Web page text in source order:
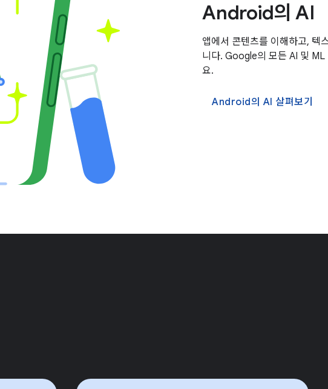
Android의 AI
앱에서 콘텐츠를 이해하고, 텍
니다. Google의 모든 AI 및
요.
Android의 AI 살펴보기